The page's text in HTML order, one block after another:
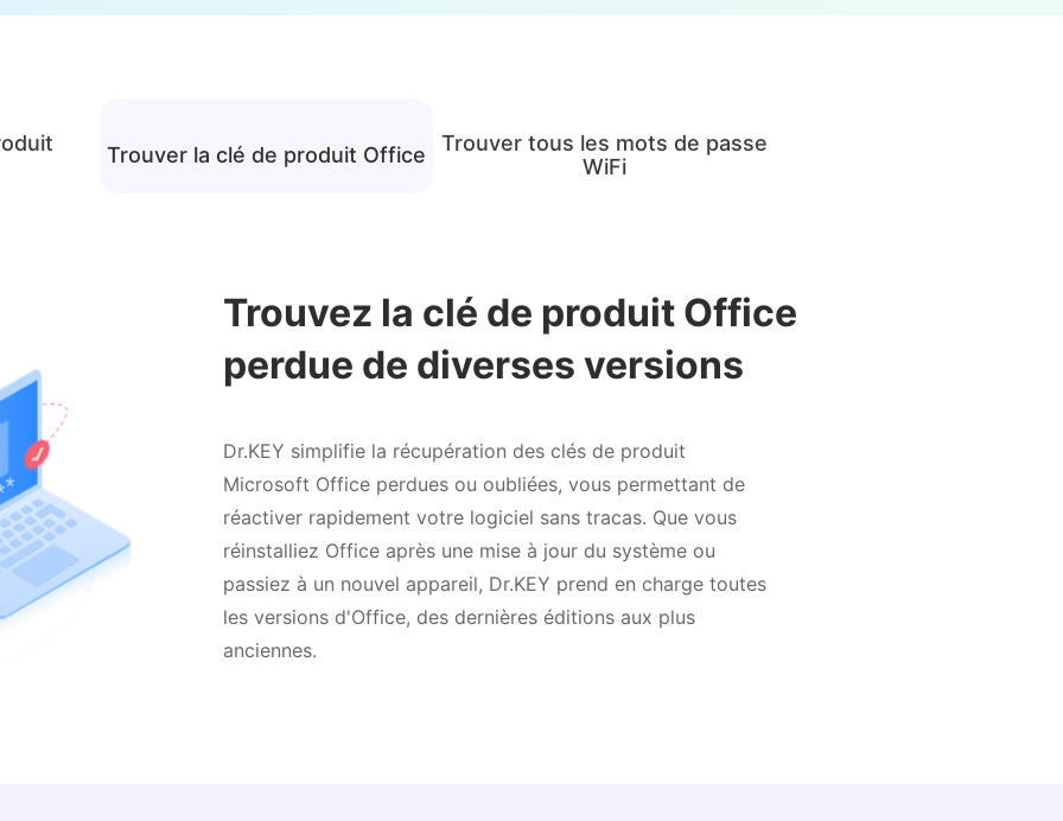
Trouver la clé de produit Office
Trouver tous les mots de passe
WiFi
Trouvez la clé de produit Office
perdue de diverses versions
Dr.KEY simplifie la récupération des clés de produit
Microsoft Office perdues ou oubliées, vous permettant de
réactiver rapidement votre logiciel sans tracas. Que vous
réinstalliez Office après une mise à jour du système ou
passiez à un nouvel appareil, Dr.KEY prend en charge toutes
les versions d'Office, des dernières éditions aux plus
anciennes.